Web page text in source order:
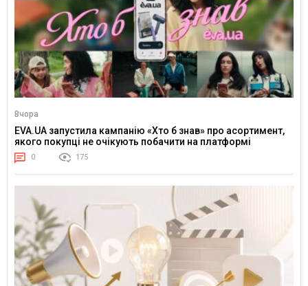
Вчора
EVA.UA запустила кампанію «Хто б знав» про асортимент,
якого покупці не очікують побачити на платформі
0 175